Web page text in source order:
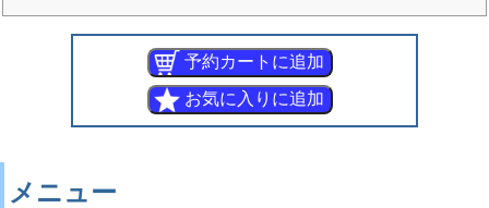
メニュー